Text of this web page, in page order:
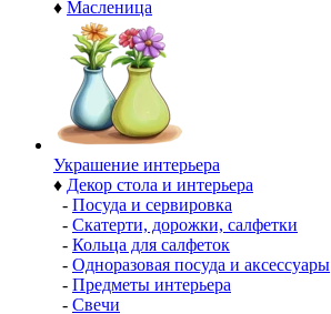
♦ Масленица
Украшение интерьера
♦ Декор стола и интерьера
- Посуда и сервировка
- Скатерти, дорожки, салфетки
- Кольца для салфеток
- Одноразовая посуда и аксессуары
- Предметы интерьера
- Свечи